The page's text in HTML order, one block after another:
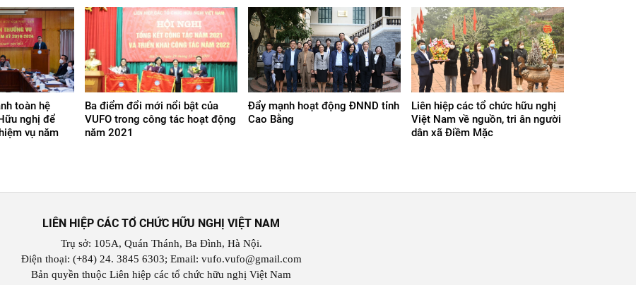
toàn hệ
nghị để
vụ năm
Ba điểm đổi mới nổi bật của
VUFO trong công tác hoạt động
năm 2021
Đẩy mạnh hoạt động ĐNND tỉnh
Cao Bằng
Liên hiệp các tổ chức hữu nghị
Việt Nam về nguồn, tri ân người
dân xã Điềm Mặc
LIÊN HIỆP CÁC TỔ CHỨC HỮU NGHỊ VIỆT NAM
Trụ sở: 105A, Quán Thánh, Ba Đình, Hà Nội.
Điện thoại: (+84) 24. 3845 6303; Email: vufo.vufo@gmail.com
Bản quyền thuộc Liên hiệp các tổ chức hữu nghị Việt Nam